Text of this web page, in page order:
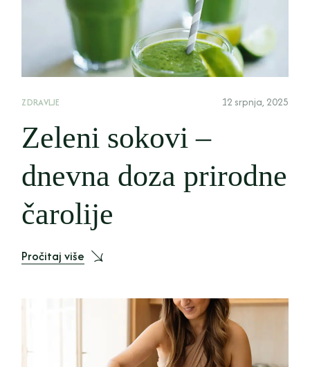
ZDRAVLJE 12 srpnja, 2025
Zeleni sokovi –
dnevna doza prirodne
čarolije
Pročitaj više